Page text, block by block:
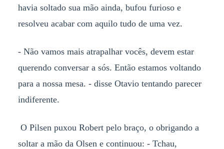
havia soltado sua mão ainda, bufou furioso e
resolveu acabar com aquilo tudo de uma vez.
- Não vamos mais atrapalhar vocês, devem estar
querendo conversar a sós. Então estamos voltando
para a nossa mesa. - disse Otavio tentando parecer
indiferente.
O Pilsen puxou Robert pelo braço, o obrigando a
soltar a mão da Olsen e continuou: - Tchau,